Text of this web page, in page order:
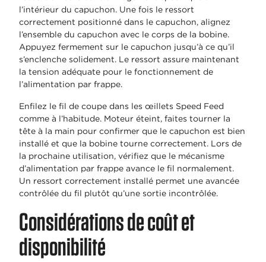
l’intérieur du capuchon. Une fois le ressort
correctement positionné dans le capuchon, alignez
l’ensemble du capuchon avec le corps de la bobine.
Appuyez fermement sur le capuchon jusqu’à ce qu’il
s’enclenche solidement. Le ressort assure maintenant
la tension adéquate pour le fonctionnement de
l’alimentation par frappe.
Enfilez le fil de coupe dans les œillets Speed Feed
comme à l’habitude. Moteur éteint, faites tourner la
tête à la main pour confirmer que le capuchon est bien
installé et que la bobine tourne correctement. Lors de
la prochaine utilisation, vérifiez que le mécanisme
d’alimentation par frappe avance le fil normalement.
Un ressort correctement installé permet une avancée
contrôlée du fil plutôt qu’une sortie incontrôlée.
Considérations de coût et
disponibilité